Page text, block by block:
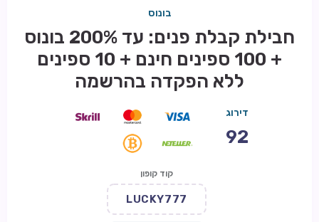
בונוס
חבילת קבלת פנים: עד 200% בונוס
+ 100 ספינים חינם + 10 ספינים
ללא הפקדה בהרשמה
דירוג
92
קוד קופון
LUCKY777